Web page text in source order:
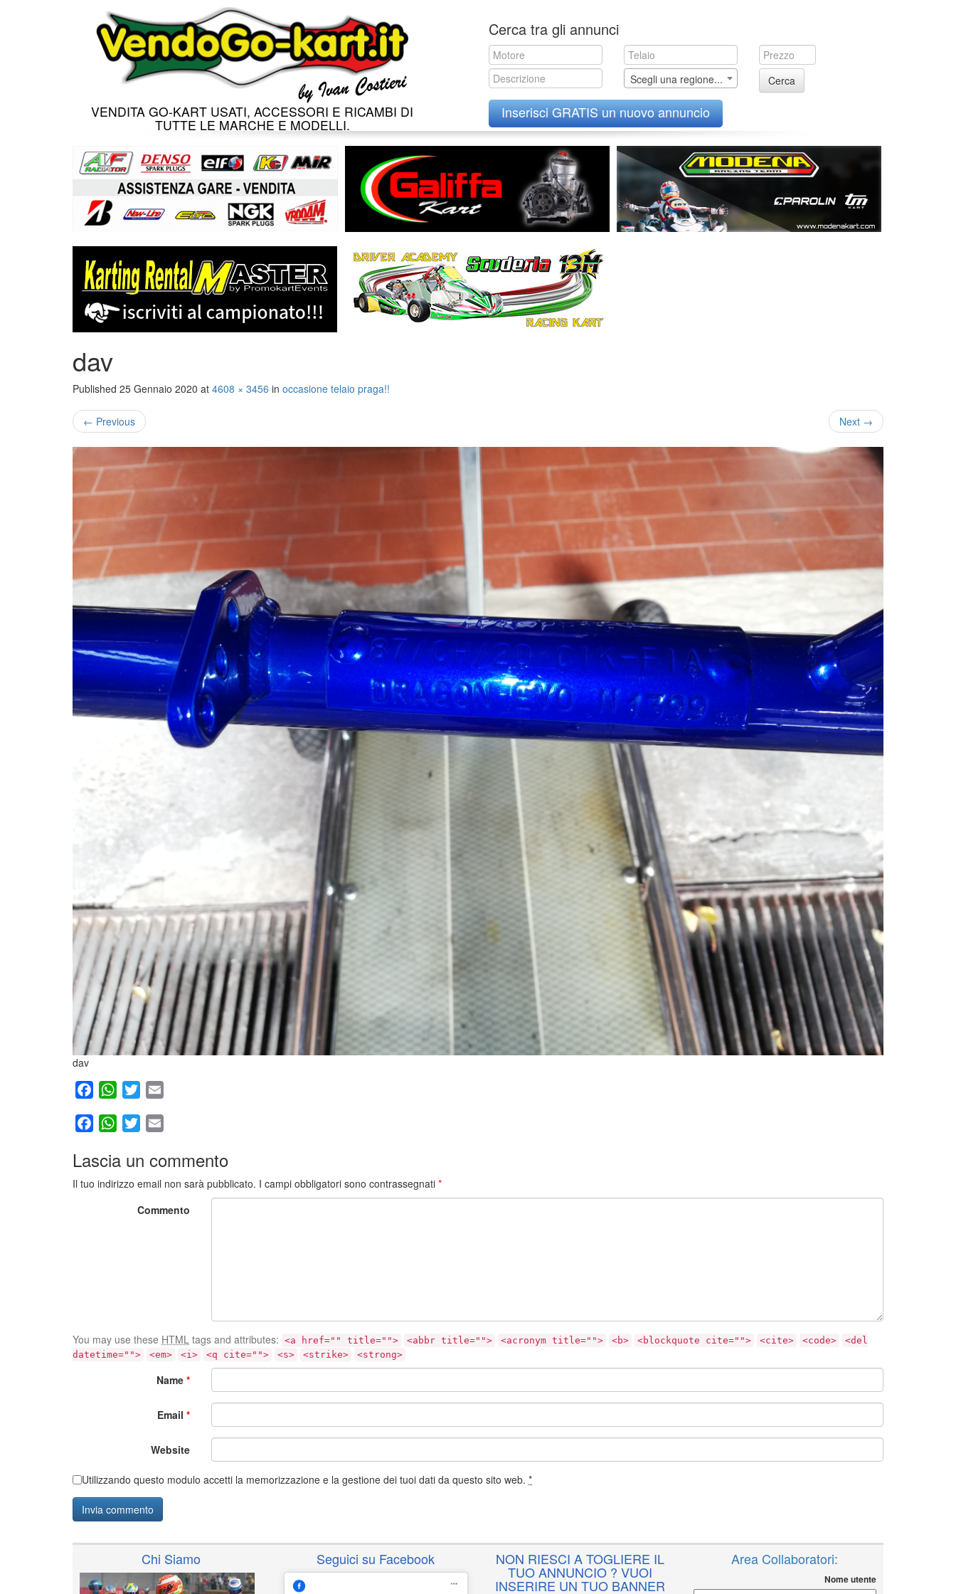
VENDITA GO-KART USATI, ACCESSORI E RICAMBI DI
TUTTE LE MARCHE E MODELLI.
to
content
Cerca tra gli annunci
Scegli una regione... Cerca
Inserisci GRATIS un nuovo annuncio
dav
Published 25 Gennaio 2020 at 4608 × 3456 in occasione telaio praga!!
← Previous Next →
dav
FacebookWhatsApp
Twitter
FacebookWhatsApp
Twitter
Lascia un commento
Il tuo indirizzo email non sarà pubblicato. I campi obbligatori sono contrassegnati *
Commento
You may use these HTML tags and attributes: <a href="" title=""> <abbr title=""> <acronym title=""> <b> <blockquote cite=""> <cite> <code>
<del
datetime="">
<em> <i> <q cite=""> <s> <strike> <strong>
Name *
Email *
Website
Utilizzando questo modulo accetti la memorizzazione e la gestione dei tuoi dati da questo sito web. *
Chi Siamo Seguici su Facebook NON RIESCI A TOGLIERE IL
TUO ANNUNCIO ? VUOI
INSERIRE UN TUO BANNER
Area Collaboratori:
Nome utente